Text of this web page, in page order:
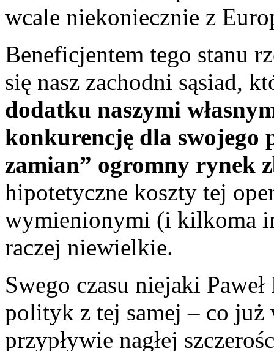
wcale niekoniecznie z
Beneficjentem tego stanu
się nasz zachodni sąsiad,
dodatku naszymi
konkurencję dla swojego
zamian” ogromny rynek
hipotetyczne koszty tej
wymienionymi (i kilkoma
raczej niewielkie.
Swego czasu niejaki
polityk z tej samej – co
przypływie nagłej